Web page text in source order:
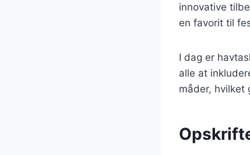
innovative
en favorit til
I dag er
alle at
måder, hvilket